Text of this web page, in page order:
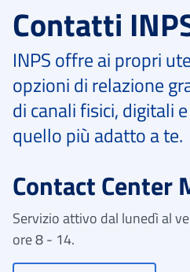
Contatti
INPS offre ai propri
opzioni di relazione
di canali fisici, digitali
quello più adatto a te.
Contact Center
Servizio attivo dal lunedì al
ore 8 - 14.